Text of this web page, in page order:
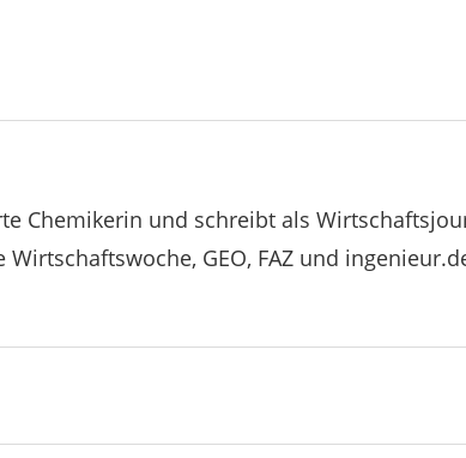
Chemikerin und schreibt als
GEO, FAZ und